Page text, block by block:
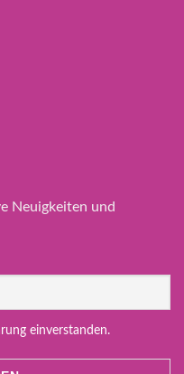
Neuigkeiten und
einverstanden.